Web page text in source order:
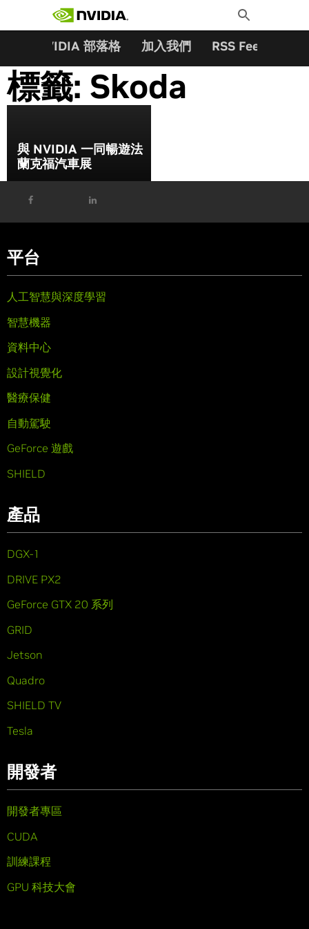
Toggle
Search
NVIDIA 部落格 加入我們 RSS Feeds
標籤: Skoda
與 NVIDIA 一同暢遊法
蘭克福汽車展
平台
人工智慧與深度學習
智慧機器
資料中心
設計視覺化
醫療保健
自動駕駛
GeForce 遊戲
SHIELD
產品
DGX-1
DRIVE PX2
GeForce GTX 20 系列
GRID
Jetson
Quadro
SHIELD TV
Tesla
開發者
開發者專區
CUDA
訓練課程
GPU 科技大會